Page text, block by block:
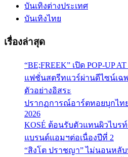
บันเทิงต่างประเทศ
บันเทิงไทย
เรื่องล่าสุด
“BE;FREEK” เปิด POP-UP
แฟชั่นสตรีทแวร์ผ่านดีไซน์เฉ
ตัวอย่างอิสระ
ปรากฏการณ์อาร์ตทอยบุกไทย!
2026
KOSÉ ต้อนรับตัวแทนผิวไบร
แบรนด์แอมฯต่อเนื่องปีที่ 2
“สิงโต ปราชญา” ไม่นอนหลั